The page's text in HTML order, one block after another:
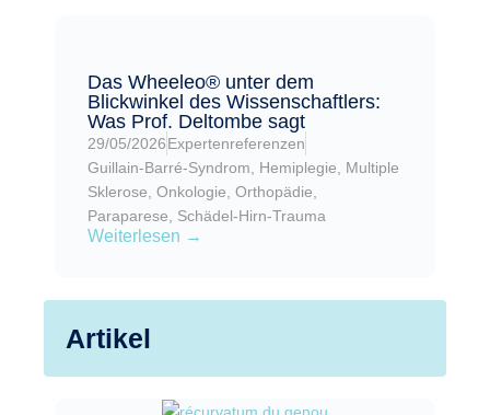
Das Wheeleo® unter dem
Blickwinkel des Wissenschaftlers:
Was Prof. Deltombe sagt
29/05/2026Expertenreferenzen
Guillain-Barré-Syndrom
Hemiplegie
Multiple
Sklerose Onkologie Orthopädie
Paraparese
Schädel-Hirn-Trauma
Weiterlesen →
Artikel